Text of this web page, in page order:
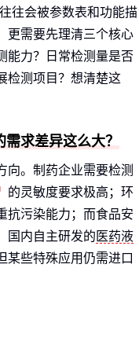
往会被参数表和功能描
更需要先理清三个核心
能力？日常检测量是否
检测项目？想清楚这
需求差异这么大？
向。制药企业需要检测
的灵敏度要求极高；环
抗污染能力；而食品安
国内自主研发的 医药液
某些特殊应用仍需进口
液质联用仪的核心